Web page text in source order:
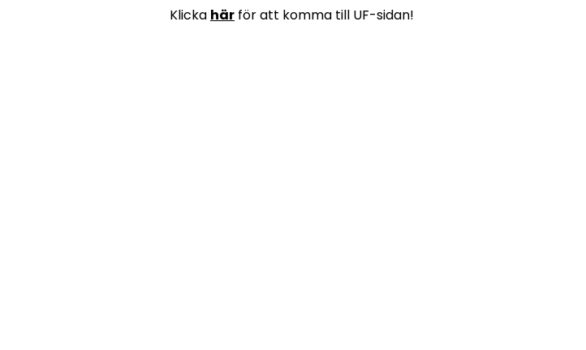
Klicka här för att komma till UF-sidan!